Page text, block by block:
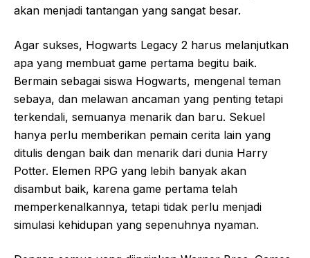
akan menjadi tantangan yang sangat besar.
Agar sukses, Hogwarts Legacy 2 harus melanjutkan
apa yang membuat game pertama begitu baik.
Bermain sebagai siswa Hogwarts, mengenal teman
sebaya, dan melawan ancaman yang penting tetapi
terkendali, semuanya menarik dan baru. Sekuel
hanya perlu memberikan pemain cerita lain yang
ditulis dengan baik dan menarik dari dunia Harry
Potter. Elemen RPG yang lebih banyak akan
disambut baik, karena game pertama telah
memperkenalkannya, tetapi tidak perlu menjadi
simulasi kehidupan yang sepenuhnya nyaman.